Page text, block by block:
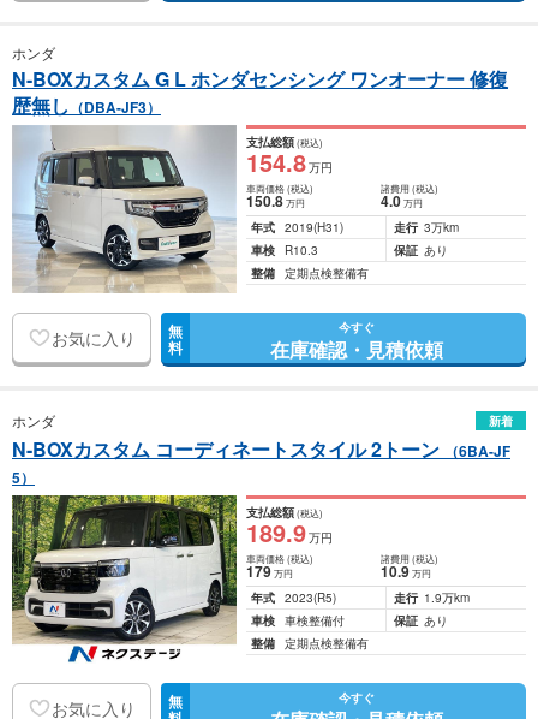
ホンダ
N-BOXカスタム G L ホンダセンシング ワンオーナー 修復
歴無し （DBA-JF3）
支払総額(税込)
154.8万円
車両価格(税込)
150.8万円
諸費用 (税込)
4.0 万円
年式 2019(H31) 走行 3万km
車検
R10.3 保証 あり
整備 定期点検整備有
お気に入り 無
料
今すぐ
在庫確認・見積依頼
ホンダ 新着
N-BOXカスタム コーディネートスタイル 2トーン
（6BA-JF
5）
支払総額(税込)
189.9万円
車両価格(税込)
179万円
諸費用 (税込)
10.9 万円
年式 2023(R5) 走行 1.9万km
車検 車検整備付 保証 あり
整備 定期点検整備有
お気に入り 無 今すぐ